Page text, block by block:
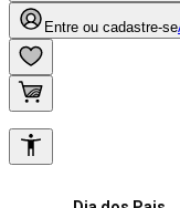
Entre ou cadastre-se